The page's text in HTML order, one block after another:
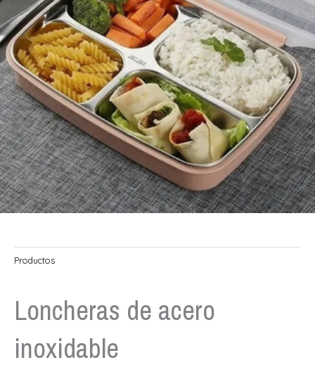
Productos
Loncheras de acero
inoxidable